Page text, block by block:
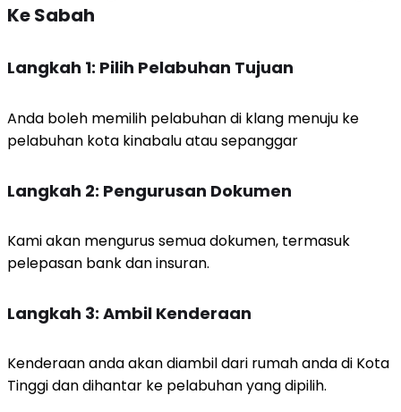
Ke Sabah
Langkah 1: Pilih Pelabuhan Tujuan
Anda boleh memilih pelabuhan di klang menuju ke
pelabuhan kota kinabalu atau sepanggar
Langkah 2: Pengurusan Dokumen
Kami akan mengurus semua dokumen, termasuk
pelepasan bank dan insuran.
Langkah 3: Ambil Kenderaan
Kenderaan anda akan diambil dari rumah anda di Kota
Tinggi dan dihantar ke pelabuhan yang dipilih.